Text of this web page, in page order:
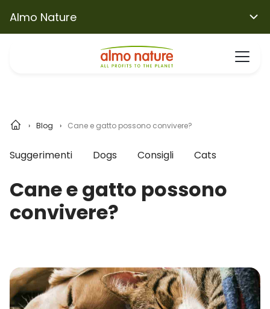
Almo Nature
Blog Cane e gatto possono convivere?
Suggerimenti Dogs Consigli Cats
Cane e gatto possono
convivere?